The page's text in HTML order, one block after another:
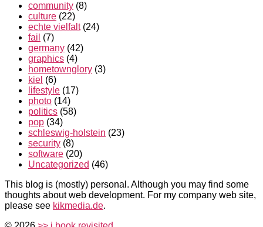
community (8)
culture (22)
echte vielfalt(24)
fail (7)
germany (42)
graphics (4)
hometownglory (3)
kiel (6)
lifestyle (17)
photo (14)
politics (58)
pop (34)
schleswig-holstein (23)
security (8)
software (20)
Uncategorized (46)
This blog is (mostly) personal. Although you may find some
thoughts about web development. For my company web site,
please see kikmedia.de.